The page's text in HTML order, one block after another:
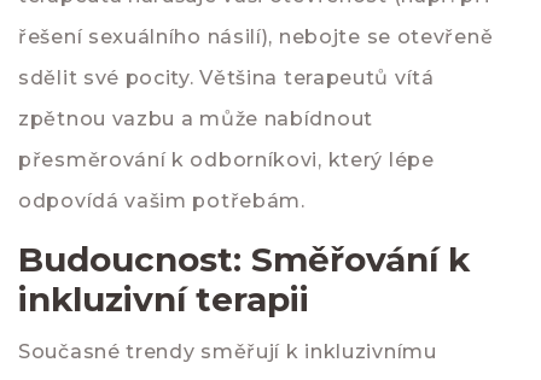
řešení sexuálního násilí), nebojte se otevřeně
sdělit své pocity. Většina terapeutů vítá
zpětnou vazbu a může nabídnout
přesměrování k odborníkovi, který lépe
odpovídá vašim potřebám.
Budoucnost: Směřování k
inkluzivní terapii
Současné trendy směřují k inkluzivnímu